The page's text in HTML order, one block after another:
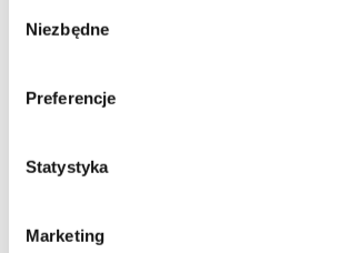
zgody
Niezbędne
Preferencje
Statystyka
Marketing
34
Moje ulubione
23